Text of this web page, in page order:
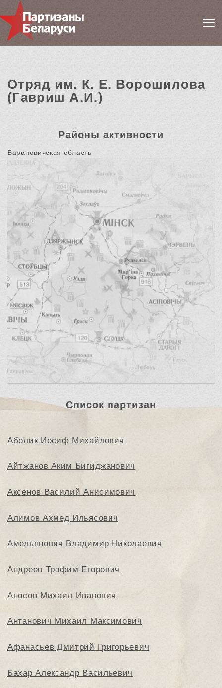
Отряд им. К. Е. Ворошилова
(Гавриш А.И.)
Районы активности
Барановичская область
Список партизан
Аболик Иосиф Михайлович
Айтжанов Аким Бигиджанович
Аксенов Василий Анисимович
Алимов Ахмед Ильясович
Амельянович Владимир Николаевич
Андреев Трофим Егорович
Аносов Михаил Иванович
Антанович Михаил Максимович
Афанасьев Дмитрий Григорьевич
Бахар Александр Васильевич